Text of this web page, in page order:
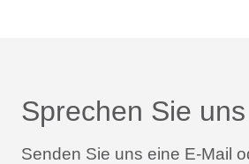
Sprechen Sie
Senden Sie uns eine E-Mail